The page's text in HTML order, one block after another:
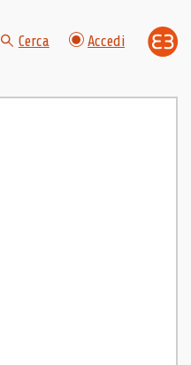
Cerca Accedi